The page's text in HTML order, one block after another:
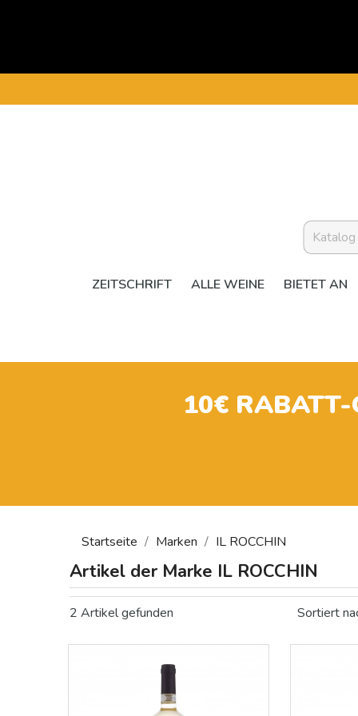
ZEITSCHRIFT ALLE WEINE BIETET AN
10€ RABATT-
Startseite Marken IL ROCCHIN
Artikel der Marke IL ROCCHIN
2 Artikel gefunden Sortiert